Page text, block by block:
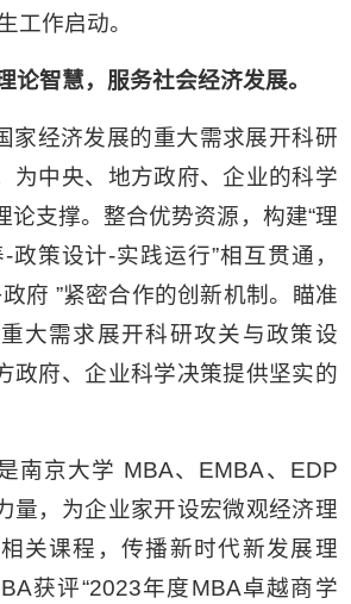
工作启动。
论智慧，服务社会经济发展。
家经济发展的重大需求展开科研
为中央、地方政府、企业的科学
论支撑。整合优势资源，构建“理
策设计-实践运行”相互贯通，
府 ”紧密合作的创新机制。瞄准
大需求展开科研攻关与政策设
政府、企业科学决策提供坚实的
南京大学 MBA、EMBA、EDP
量，为企业家开设宏微观经济理
关课程，传播新时代新发展理
获评“2023年度MBA卓越商学